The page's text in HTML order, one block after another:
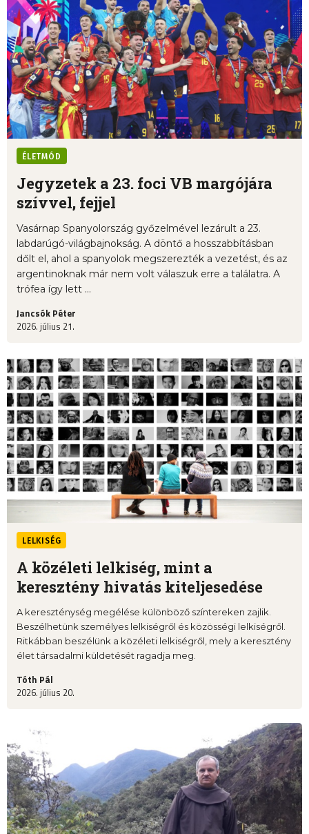
ÉLETMÓD
Jegyzetek a 23. foci VB margójára
szívvel, fejjel
Vasárnap Spanyolország győzelmével lezárult a 23.
labdarúgó-világbajnokság. A döntő a hosszabbításban
dőlt el, ahol a spanyolok megszerezték a vezetést, és az
argentinoknak már nem volt válaszuk erre a találatra. A
trófea így lett ...
Jancsók Péter
2026. július 21.
LELKISÉG
A közéleti lelkiség, mint a
keresztény hivatás kiteljesedése
A kereszténység megélése különböző színtereken zajlik.
Beszélhetünk személyes lelkiségről és közösségi lelkiségről.
Ritkábban beszélünk a közéleti lelkiségről, mely a keresztény
élet társadalmi küldetését ragadja meg.
Tóth Pál
2026. július 20.